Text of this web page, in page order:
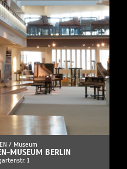
/ Museum
MUSEUM BERLIN
1